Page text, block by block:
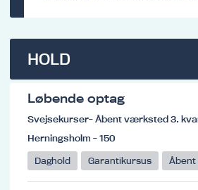
HOLD
Løbende optag
Svejsekurser- Åbent værksted 3.
Herningsholm - 150
Daghold
Garantikursus